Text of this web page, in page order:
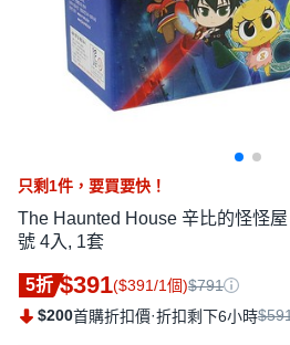
只剩1件， 要買要快！
The Haunted House 辛比的怪怪
號 4入, 1套
5折 $391($391/1個)$791
$200首購折扣價·折扣剩下6小時